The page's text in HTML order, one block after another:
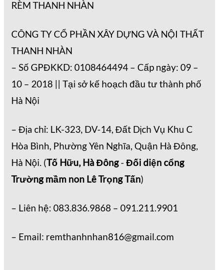
RÈM THANH NHÀN
CÔNG TY CỔ PHẦN XÂY DỰNG VÀ NỘI THẤT
THANH NHÀN
– Số GPĐKKD: 0108464494 – Cấp ngày: 09 –
10 – 2018 || Tại sở kế hoạch đầu tư thành phố
Hà Nội
– Địa chỉ: LK-323, DV-14, Đất Dịch Vụ Khu C
Hòa Bình, Phường Yên Nghĩa, Quận Hà Đông,
Hà Nội. (Tố Hữu, Hà Đông- Đối diện cổng
Trường mầm non Lê Trọng Tấn)
– Liên hệ: 083.836.9868 – 091.211.9901
– Email: remthanhnhan816@gmail.com